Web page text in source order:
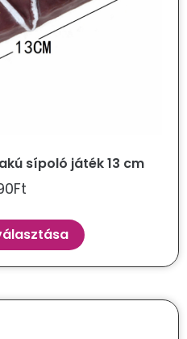
sípoló játék 13 cm
Ft